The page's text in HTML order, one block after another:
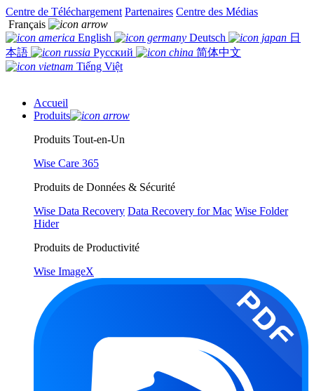
Centre de Téléchargement Partenaires Centre des Médias
Français
English
Deutsch
日
本語
Русский
简体中文
Tiếng Việt
Accueil
Produits
Produits Tout-en-Un
Wise Care 365
Produits de Données & Sécurité
Wise Data Recovery Data Recovery for Mac Wise Folder
Hider
Produits de Productivité
Wise ImageX